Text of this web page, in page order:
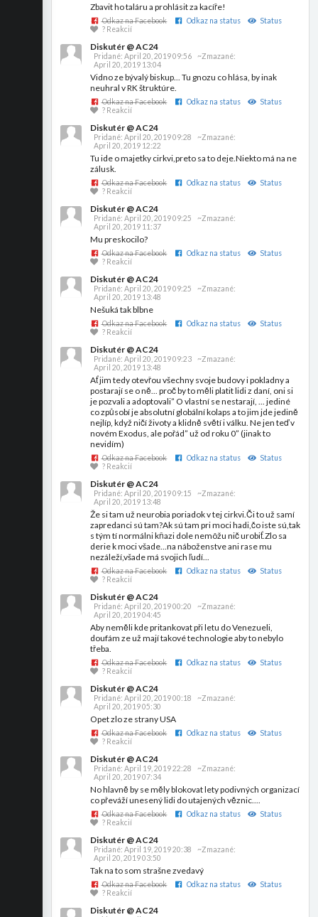
Zbavit ho taláru a prohlásit za kacíře!
Odkaz na Facebook Odkaz na status
Status
? Reakcií
Diskutér @ AC24
Pridané:April 20, 2019 09:56
~Zmazané:
April 20, 2019 13:04
Vidno ze bývalý biskup... Tu gnozu co hlása, by inak
neuhral v RK štruktúre.
Odkaz na Facebook Odkaz na status
Status
? Reakcií
Diskutér @ AC24
Pridané:April 20, 2019 09:28
~Zmazané:
April 20, 2019 12:22
Tu ide o majetky cirkvi,preto sa to deje.Niekto má na ne
zálusk.
Odkaz na Facebook Odkaz na status
Status
? Reakcií
Diskutér @ AC24
Pridané:April 20, 2019 09:25
~Zmazané:
April 20, 2019 11:37
Mu preskocilo?
Odkaz na Facebook Odkaz na status
Status
? Reakcií
Diskutér @ AC24
Pridané:April 20, 2019 09:25
~Zmazané:
April 20, 2019 13:48
Nešuká tak blbne
Odkaz na Facebook Odkaz na status
Status
? Reakcií
Diskutér @ AC24
Pridané:April 20, 2019 09:23
~Zmazané:
April 20, 2019 13:48
Ať jim tedy otevřou všechny svoje budovy i pokladny a
postarají se o ně... proč by to měli platit lidi z daní, oni si
je pozvali a adoptovali” O vlastní se nestarají, ... jediné
co způsobí je absolutní globální kolaps a to jim jde jedině
nejlíp, když ničí životy a klidně světí i válku. Ne jen teď v
novém Exodus, ale pořád” už od roku 0” (jinak to
nevidím)
Odkaz na Facebook Odkaz na status
Status
? Reakcií
Diskutér @ AC24
Pridané:April 20, 2019 09:15
~Zmazané:
April 20, 2019 13:48
Že si tam už neurobia poriadok v tej cirkvi.Či to už samí
zapredanci sú tam?Ak sú tam pri moci hadi,čo iste sú,tak
s tým tí normálni kňazi dole nemôžu nič urobiť.Zlo sa
derie k moci všade...na náboženstve ani rase mu
nezáleží,všade má svojich ľudí...
Odkaz na Facebook Odkaz na status
Status
? Reakcií
Diskutér @ AC24
Pridané:April 20, 2019 00:20
~Zmazané:
April 20, 2019 04:45
Aby neměli kde pritankovat při letu do Venezueli,
doufám ze už mají takové technologie aby to nebylo
třeba.
Odkaz na Facebook Odkaz na status
Status
? Reakcií
Diskutér @ AC24
Pridané:April 20, 2019 00:18
~Zmazané:
April 20, 2019 05:30
Opet zlo ze strany USA
Odkaz na Facebook Odkaz na status
Status
? Reakcií
Diskutér @ AC24
Pridané:April 19, 2019 22:28
~Zmazané:
April 20, 2019 07:34
No hlavně by se měly blokovat lety podivných organizací
co převáží unesený lidi do utajených věznic....
Odkaz na Facebook Odkaz na status
Status
? Reakcií
Diskutér @ AC24
Pridané:April 19, 2019 20:38
~Zmazané:
April 20, 2019 03:50
Tak na to som strašne zvedavý
Odkaz na Facebook Odkaz na status
Status
? Reakcií
Diskutér @ AC24